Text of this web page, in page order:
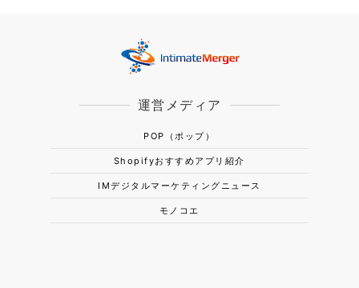
運営メディア
POP（ポップ）
Shopifyおすすめアプリ紹介
IMデジタルマーケティングニュース
モノコエ